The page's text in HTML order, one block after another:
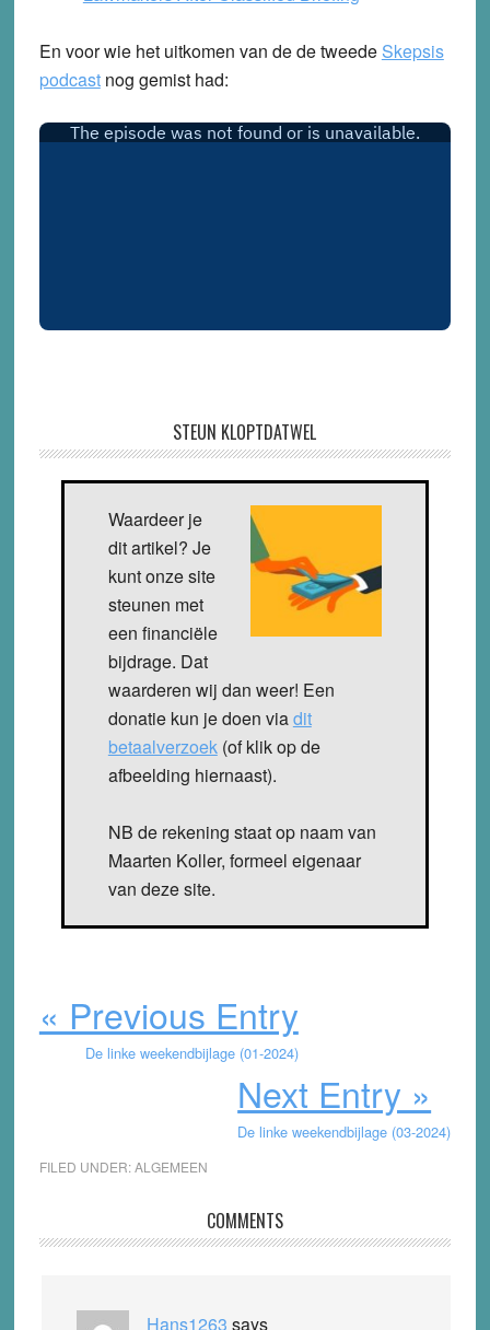
En voor wie het uitkomen van de de tweede Skepsis
podcastnog gemist had:
STEUN KLOPTDATWEL
Waardeer je
dit artikel? Je
kunt onze site
steunen met
een financiële
bijdrage. Dat
waarderen wij dan weer! Een
donatie kun je doen viadit
betaalverzoek(of klik op de
afbeelding hiernaast).
NB de rekening staat op naam van
Maarten Koller, formeel eigenaar
van deze site.
« Previous Entry
De linke weekendbijlage (01-2024)
Next Entry »
De linke weekendbijlage (03-2024)
FILED UNDER:ALGEMEEN
Interactions
COMMENTS
Hans1263 says